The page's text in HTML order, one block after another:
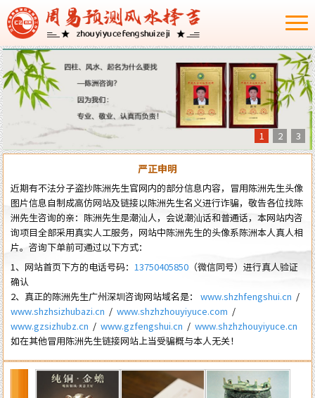
1 2 3
严正申明
近期有不法分子盗抄陈洲先生官网内的部分信息内容，冒用陈洲先生头像
图片信息自制成高仿网站及链接以陈洲先生名义进行诈骗，敬告各位找陈
洲先生咨询的亲：陈洲先生是潮汕人，会说潮汕话和普通话，本网站内咨
询项目全部采用真实人工服务，网站中陈洲先生的头像系陈洲本人真人相
片。咨询下单前可通过以下方式：
1、网站首页下方的电话号码： 13750405850 （微信同号）进行真人验证
确认
2、真正的陈洲先生广州深圳咨询网站域名是： www.shzhfengshui.cn /
www.shzhsizhubazi.cn / www.shzhzhouyiyuce.com /
www.gzsizhubz.cn / www.gzfengshui.cn / www.shzhzhouyiyuce.cn
如在其他冒用陈洲先生链接网站上当受骗概与本人无关！